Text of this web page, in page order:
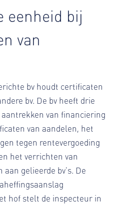
eenheid bij
van
bv houdt certificaten
bv. De bv heeft drie
van financiering
van aandelen, het
tegen rentevergoeding
het verrichten van
gelieerde bv's. De
hof stelt de inspecteur in